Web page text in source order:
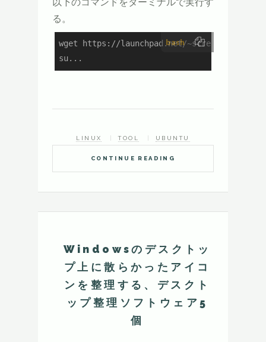
る。
bash
wget https://launchpad.net/~screenlets/
su...
CONTINUE READING
LINUX TOOL UBUNTU
Windowsのデスクトッ
プ上に散らかったアイコ
ンを整理する、デスクト
ップ整理ソフトウェア5
個